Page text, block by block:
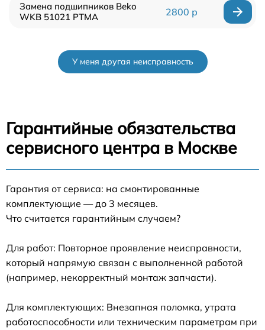
Замена подшипников Beko
WKB 51021 PTMA
2800 р
У меня другая неисправность
Гарантийные обязательства
сервисного центра в Москве
Гарантия от сервиса: на смонтированные
комплектующие — до 3 месяцев.
Что считается гарантийным случаем?
Для работ: Повторное проявление неисправности,
который напрямую связан с выполненной работой
(например, некорректный монтаж запчасти).
Для комплектующих: Внезапная поломка, утрата
работоспособности или техническим параметрам при